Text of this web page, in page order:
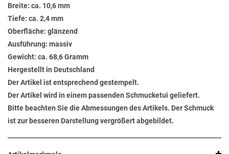
Breite: ca. 10,6 mm
Tiefe: ca. 2,4 mm
Oberfläche: glänzend
Ausführung: massiv
Gewicht: ca. 68,6 Gramm
Hergestellt in Deutschland
Der Artikel ist entsprechend gestempelt.
Der Artikel wird in einem passenden Schmucketui geliefert.
Bitte beachten Sie die Abmessungen des Artikels. Der Schmuck
ist zur besseren Darstellung vergrößert abgebildet.